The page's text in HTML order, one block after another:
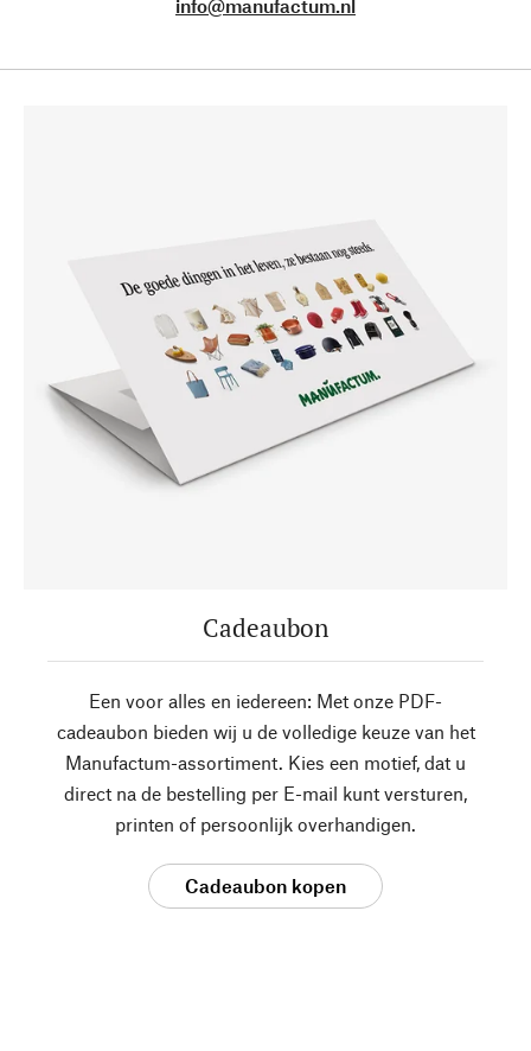
info@manufactum.nl
Cadeaubon
Een voor alles en iedereen: Met onze PDF-
cadeaubon bieden wij u de volledige keuze van het
Manufactum-assortiment. Kies een motief, dat u
direct na de bestelling per E-mail kunt versturen,
printen of persoonlijk overhandigen.
Cadeaubon kopen